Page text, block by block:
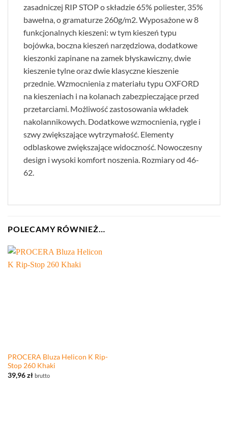
zasadniczej RIP STOP o składzie 65% poliester, 35%
bawełna, o gramaturze 260g/m2. Wyposażone w 8
funkcjonalnych kieszeni: w tym kieszeń typu
bojówka, boczna kieszeń narzędziowa, dodatkowe
kieszonki zapinane na zamek błyskawiczny, dwie
kieszenie tylne oraz dwie klasyczne kieszenie
przednie. Wzmocnienia z materiału typu OXFORD
na kieszeniach i na kolanach zabezpieczające przed
przetarciami. Możliwość zastosowania wkładek
nakolannikowych. Dodatkowe wzmocnienia, rygle i
szwy zwiększające wytrzymałość. Elementy
odblaskowe zwiększające widoczność. Nowoczesny
design i wysoki komfort noszenia. Rozmiary od 46-
62.
POLECAMY RÓWNIEŻ…
PROCERA Bluza Helicon K Rip-
Stop 260 Khaki
39,96zł brutto